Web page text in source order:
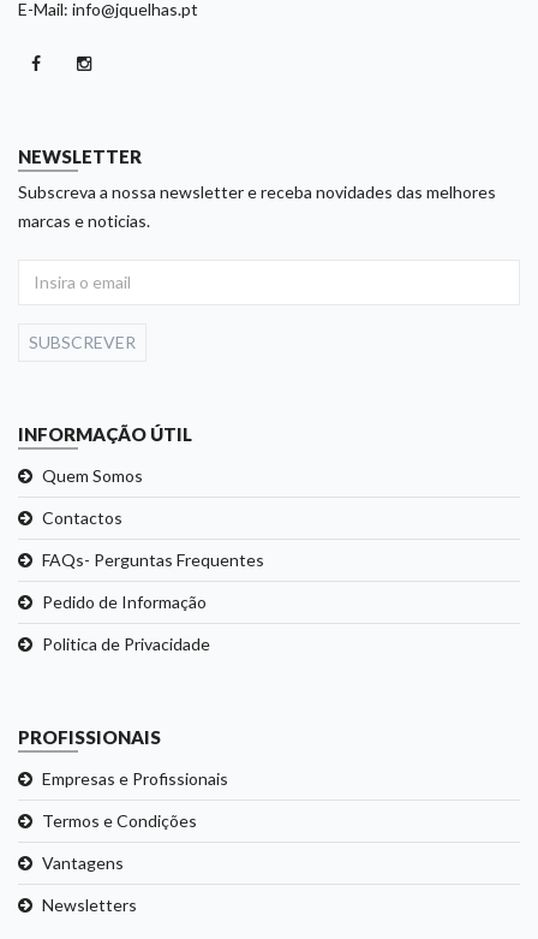
E-Mail: info@jquelhas.pt
NEWSLETTER
Subscreva a nossa newsletter e receba novidades das melhores
marcas e noticias.
SUBSCREVER
INFORMAÇÃO ÚTIL
Quem Somos
Contactos
FAQs- Perguntas Frequentes
Pedido de Informação
Politica de Privacidade
PROFISSIONAIS
Empresas e Profissionais
Termos e Condições
Vantagens
Newsletters